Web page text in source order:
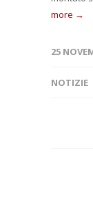
more →
25
NOTIZIE